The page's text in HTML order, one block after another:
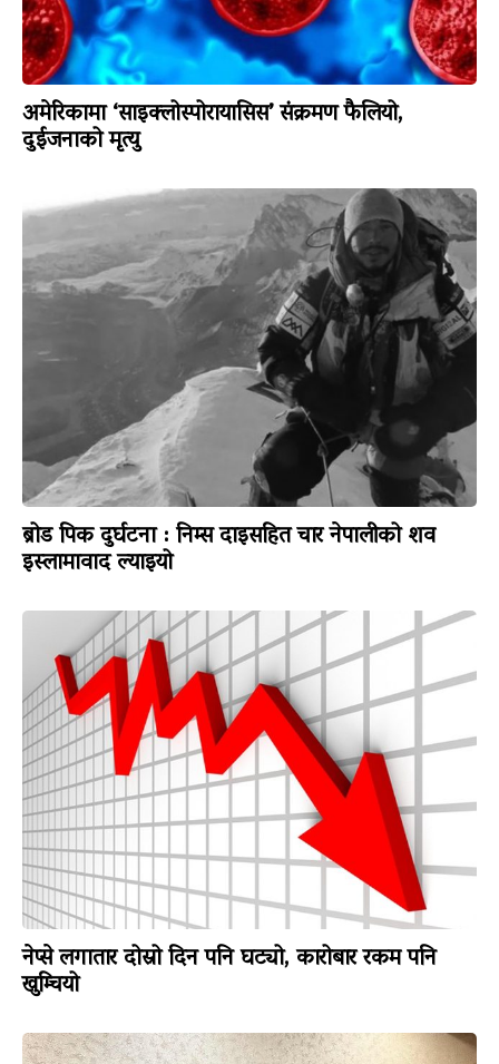
अमेरिकामा ‘साइक्लोस्पोरायासिस’ संक्रमण फैलियो,
दुईजनाको मृत्यु
ब्रोड पिक दुर्घटना : निम्स दाइसहित चार नेपालीको शव
इस्लामावाद ल्याइयो
नेप्से लगातार दोस्रो दिन पनि घट्यो, कारोबार रकम पनि
खुम्चियो